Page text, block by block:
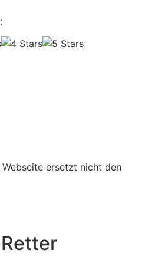
Webseite ersetzt nicht den